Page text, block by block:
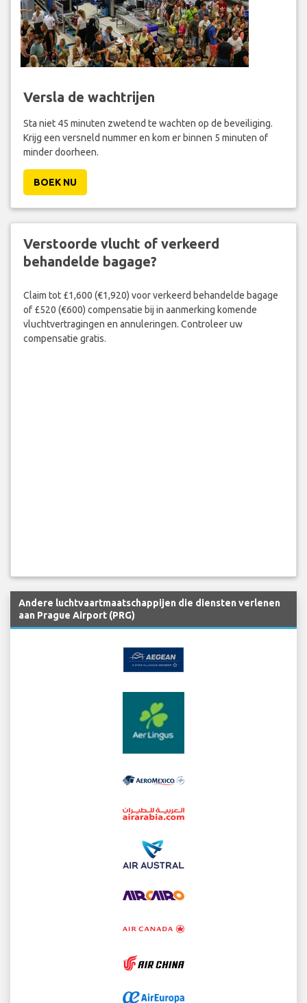
Versla de wachtrijen
Sta niet 45 minuten zwetend te wachten op de beveiliging.
Krijg een versneld nummer en kom er binnen 5 minuten of
minder doorheen.
BOEK NU
Verstoorde vlucht of verkeerd
behandelde bagage?
Claim tot £1,600 (€1,920) voor verkeerd behandelde bagage
of £520 (€600) compensatie bij in aanmerking komende
vluchtvertragingen en annuleringen. Controleer uw
compensatie gratis.
Andere luchtvaartmaatschappijen die diensten verlenen
aan Prague Airport (PRG)